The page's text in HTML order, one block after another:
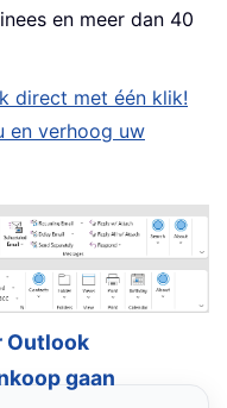
en meer dan 40
direct met één klik!
en verhoog uw
Outlook
gaan